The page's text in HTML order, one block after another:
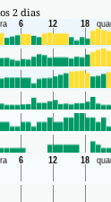
2 dias